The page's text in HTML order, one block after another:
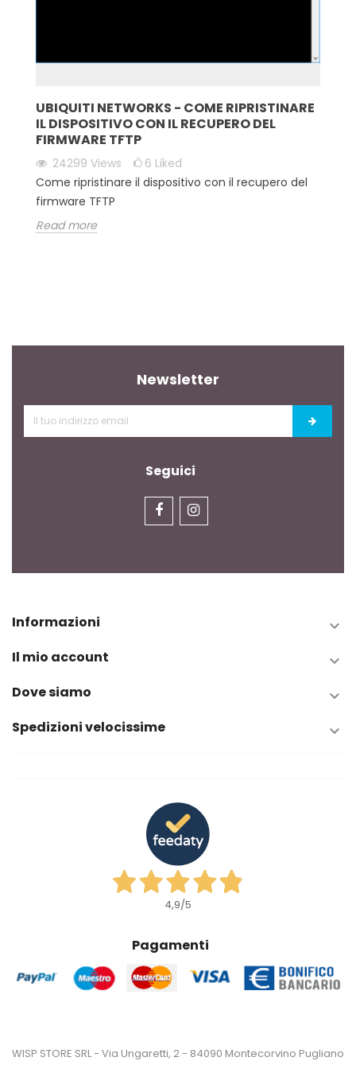
UBIQUITI NETWORKS - COME RIPRISTINARE
IL DISPOSITIVO CON IL RECUPERO DEL
FIRMWARE TFTP
24299 Views 6 Liked
Come ripristinare il dispositivo con il recupero del
firmware TFTP
Read more
Newsletter
Seguici
Informazioni 
Il mio account 
Dove siamo 
Spedizioni velocissime 
4,9/5
Pagamenti
WISP STORE SRL - Via Ungaretti, 2 - 84090 Montecorvino Pugliano